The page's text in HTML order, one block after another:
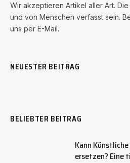
Wir akzeptieren Artikel aller Art.
und von Menschen verfasst sein.
uns per E-Mail.
NEUESTER BEITRAG
BELIEBTER BEITRAG
Kann
ersetzen? Eine